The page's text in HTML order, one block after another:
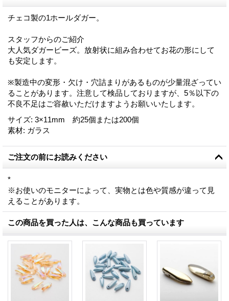
チェコ製の1ホールダガー。
スタッフからのご紹介
大人気ダガービーズ。放射状に組み合わせてお花の形にして
も安定します。
※製造中の変形・欠け・穴詰まりがあるものが少量混ざってい
ることがあります。注意して検品しておりますが、5％以下の
不良不足はご容赦いただけますようお願いいたします。
サイズ: 3×11mm 約25個または200個
素材: ガラス
ご注文の前にお読みください
*
※お使いのモニターによって、実物とは色や質感が違って見
えることがあります。
この商品を買った人は、こんな商品も買っています